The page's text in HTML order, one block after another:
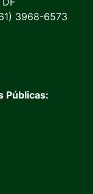
3968-6573
Públicas: